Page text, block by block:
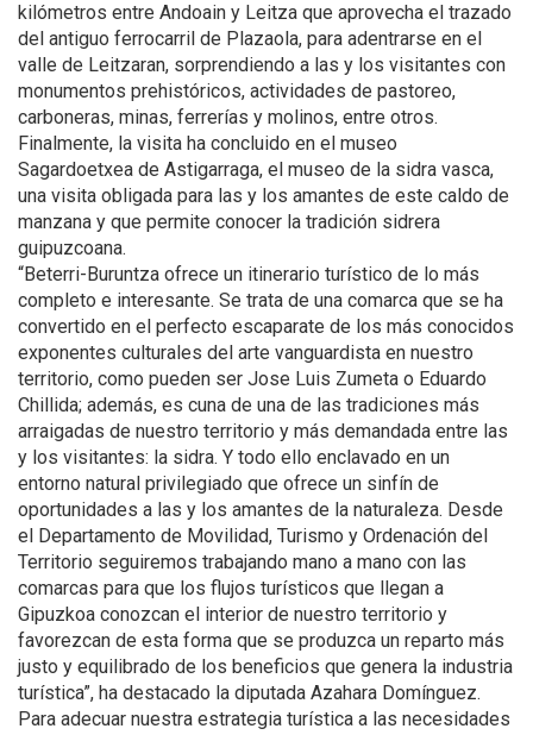
kilómetros entre Andoain y Leitza que aprovecha el trazado
del antiguo ferrocarril de Plazaola, para adentrarse en el
valle de Leitzaran, sorprendiendo a las y los visitantes con
monumentos prehistóricos, actividades de pastoreo,
carboneras, minas, ferrerías y molinos, entre otros.
Finalmente, la visita ha concluido en el museo
Sagardoetxea de Astigarraga, el museo de la sidra vasca,
una visita obligada para las y los amantes de este caldo de
manzana y que permite conocer la tradición sidrera
guipuzcoana.
“Beterri-Buruntza ofrece un itinerario turístico de lo más
completo e interesante. Se trata de una comarca que se ha
convertido en el perfecto escaparate de los más conocidos
exponentes culturales del arte vanguardista en nuestro
territorio, como pueden ser Jose Luis Zumeta o Eduardo
Chillida; además, es cuna de una de las tradiciones más
arraigadas de nuestro territorio y más demandada entre las
y los visitantes: la sidra. Y todo ello enclavado en un
entorno natural privilegiado que ofrece un sinfín de
oportunidades a las y los amantes de la naturaleza. Desde
el Departamento de Movilidad, Turismo y Ordenación del
Territorio seguiremos trabajando mano a mano con las
comarcas para que los flujos turísticos que llegan a
Gipuzkoa conozcan el interior de nuestro territorio y
favorezcan de esta forma que se produzca un reparto más
justo y equilibrado de los beneficios que genera la industria
turística”, ha destacado la diputada Azahara Domínguez.
Para adecuar nuestra estrategia turística a las necesidades